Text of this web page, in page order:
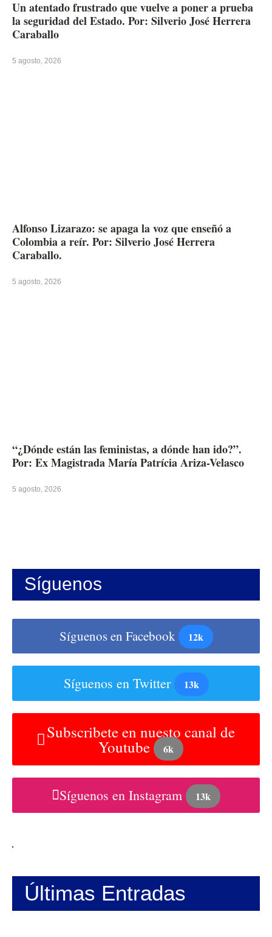
Un atentado frustrado que vuelve a poner a prueba
la seguridad del Estado. Por: Silverio José Herrera
Caraballo
5 agosto, 2026
Alfonso Lizarazo: se apaga la voz que enseñó a
Colombia a reír. Por: Silverio José Herrera
Caraballo.
5 agosto, 2026
“¿Dónde están las feministas, a dónde han ido?”.
Por: Ex Magistrada María Patrícia Ariza-Velasco
5 agosto, 2026
Síguenos
Síguenos en Facebook 12k
Síguenos en Twitter 13k
Subscribete en nuesto canal de
Youtube 6k
Síguenos en Instagram 13k
Últimas Entradas